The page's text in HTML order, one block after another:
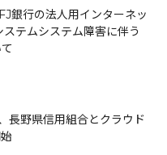
銀行の法人用インターネッ
テムシステム障害に伴う
長野県信用組合とクラウド